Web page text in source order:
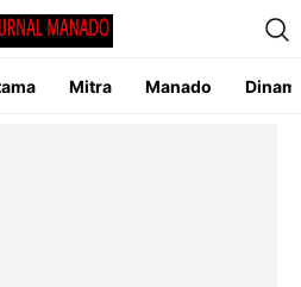
Mitra Manado